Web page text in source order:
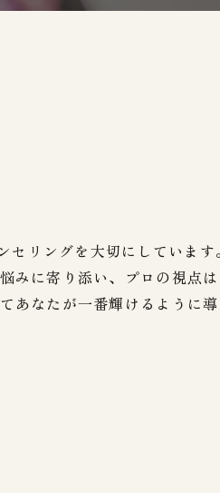
リングを大切にしています。
みに寄り添い、プロの視点
あなたが一番輝けるように導